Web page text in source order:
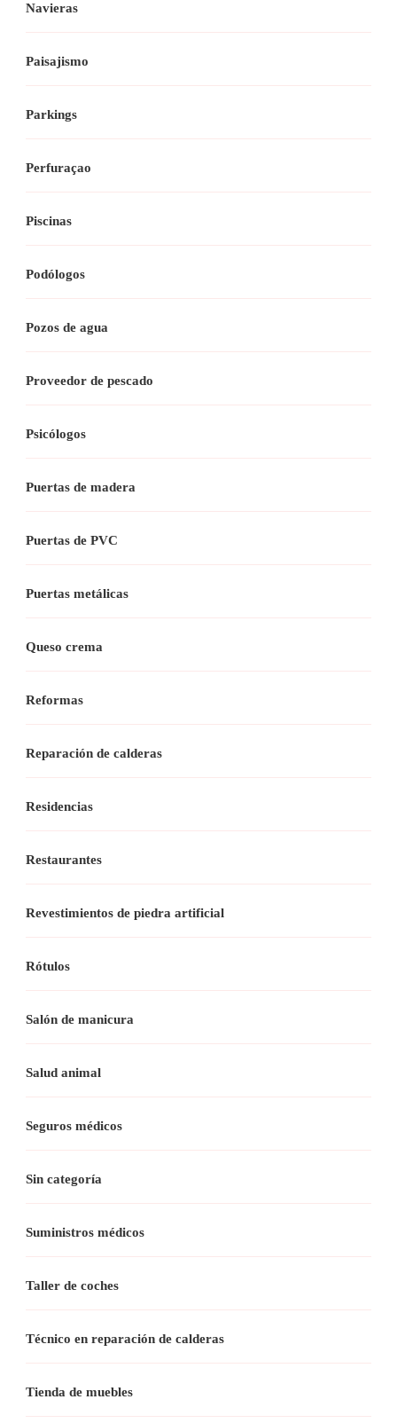
Navieras
Paisajismo
Parkings
Perfuraçao
Piscinas
Podólogos
Pozos de agua
Proveedor de pescado
Psicólogos
Puertas de madera
Puertas de PVC
Puertas metálicas
Queso crema
Reformas
Reparación de calderas
Residencias
Restaurantes
Revestimientos de piedra artificial
Rótulos
Salón de manicura
Salud animal
Seguros médicos
Sin categoría
Suministros médicos
Taller de coches
Técnico en reparación de calderas
Tienda de muebles